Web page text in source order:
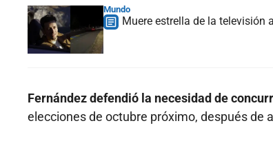
Mundo
Muere estrella de la televisión
Fernández defendió la necesidad de
elecciones de octubre próximo, después de